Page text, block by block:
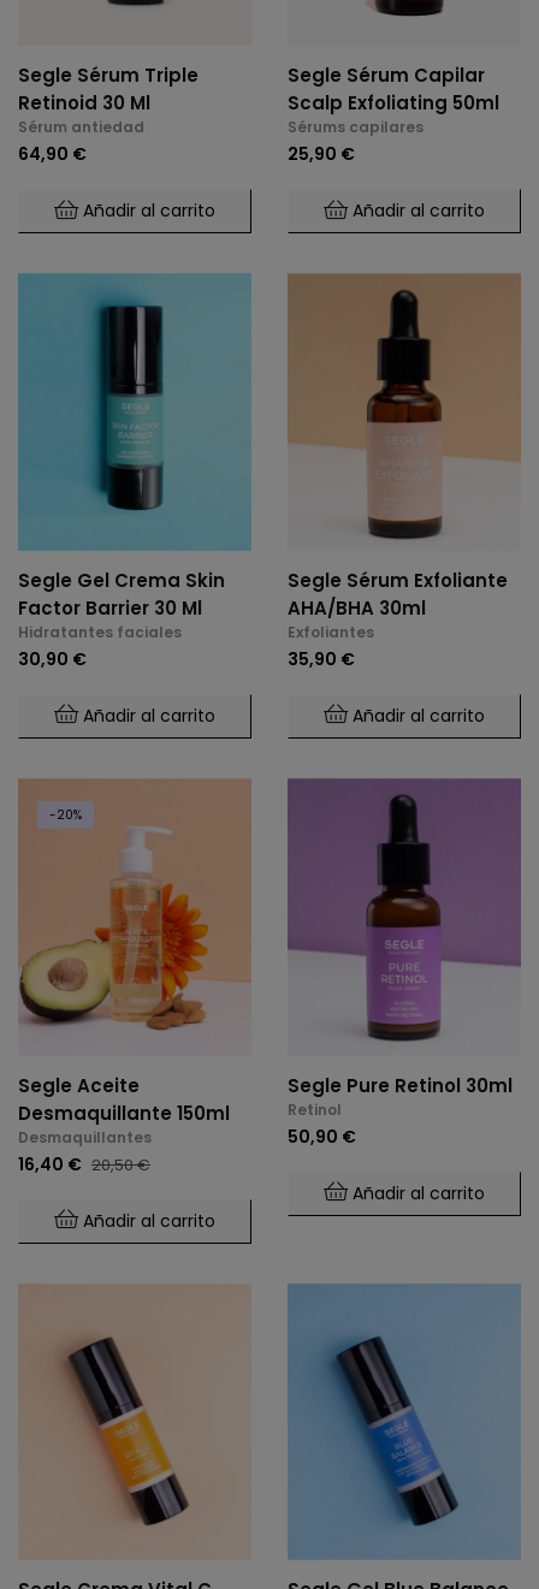
Segle Sérum Triple
Retinoid 30 Ml
Sérum antiedad
64,90 €
Añadir al carrito
Segle Sérum Capilar
Scalp Exfoliating 50ml
Sérums capilares
25,90 €
Añadir al carrito
Segle Gel Crema Skin
Factor Barrier 30 Ml
Hidratantes faciales
30,90 €
Añadir al carrito
Segle Sérum Exfoliante
AHA/BHA 30ml
Exfoliantes
35,90 €
Añadir al carrito
-20%
Segle Aceite
Desmaquillante 150ml
Desmaquillantes
16,40 € 20,50 €
Añadir al carrito
Segle Pure Retinol 30ml
Retinol
50,90 €
Añadir al carrito